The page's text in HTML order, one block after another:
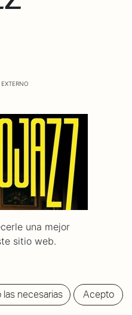
una mejor
sitio web.
las necesarias Acepto